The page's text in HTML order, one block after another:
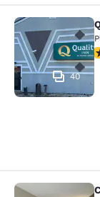
Quality
40